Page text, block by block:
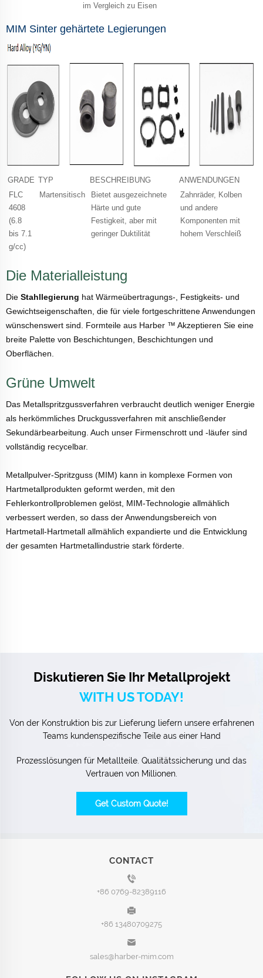
im Vergleich zu Eisen
MIM Sinter gehärtete Legierungen
GRADE TYP BESCHREIBUNG
ANWENDUNGEN
FLC
4608
(6.8
bis 7.1
g/cc)
Martensitisch
Bietet ausgezeichnete
Härte und gute
Festigkeit, aber mit
geringer Duktilität
Zahnräder, Kolben
und andere
Komponenten mit
hohem Verschleiß
Die Materialleistung
Die Stahllegierung hat Wärmeübertragungs-, Festigkeits- und
Gewichtseigenschaften, die für viele fortgeschrittene Anwendungen
wünschenswert sind. Formteile aus Harber ™ Akzeptieren Sie eine
breite Palette von Beschichtungen, Beschichtungen und
Oberflächen.
Grüne Umwelt
Das Metallspritzgussverfahren verbraucht deutlich weniger Energie
als herkömmliches Druckgussverfahren mit anschließender
Sekundärbearbeitung. Auch unser Firmenschrott und -läufer sind
vollständig recycelbar.
Metallpulver-Spritzguss (MIM) kann in komplexe Formen von
Hartmetallprodukten geformt werden, mit den
Fehlerkontrollproblemen gelöst, MIM-Technologie allmählich
verbessert werden, so dass der Anwendungsbereich von
Hartmetall-Hartmetall allmählich expandierte und die Entwicklung
der gesamten Hartmetallindustrie stark förderte.
Diskutieren Sie Ihr Metallprojekt
WITH US TODAY!
Von der Konstruktion bis zur Lieferung liefern unsere erfahrenen
Teams kundenspezifische Teile aus einer Hand
Prozesslösungen für Metallteile. Qualitätssicherung und das
Vertrauen von Millionen.
Get Custom Quote!
CONTACT
+86 0769-82389116
+86 13480709275
sales@harber-mim.com